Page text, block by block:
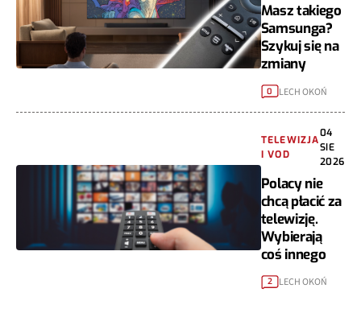
Masz takiego
Samsunga?
Szykuj się na
zmiany
0 LECH OKOŃ
TELEWIZJA
I VOD
04
SIE
2026
Polacy nie
chcą płacić za
telewizję.
Wybierają
coś innego
2 LECH OKOŃ